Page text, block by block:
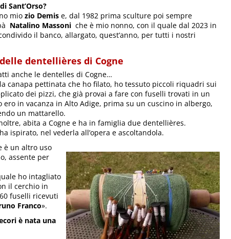
Sant’Orso?
mio zio Demis e, dal 1982 prima sculture poi sempre
Natalino Massoni che è mio nonno, con il quale dal 2023 in
il banco, allargato, quest’anno, per tutti i nostri
dentellières di Cogne
anche le dentelles di Cogne…
canapa pettinata che ho filato, ho tessuto piccoli riquadri sui
dei pizzi, che già provai a fare con fuselli trovati in un
ero in vacanza in Alto Adige, prima su un cuscino in albergo,
un mattarello.
abita a Cogne e ha in famiglia due dentellières.
ispirato, nel vederla all’opera e ascoltandola.
è un altro uso
assente per
ho intagliato
il cerchio in
fuselli ricevuti
Franco».
è nata una